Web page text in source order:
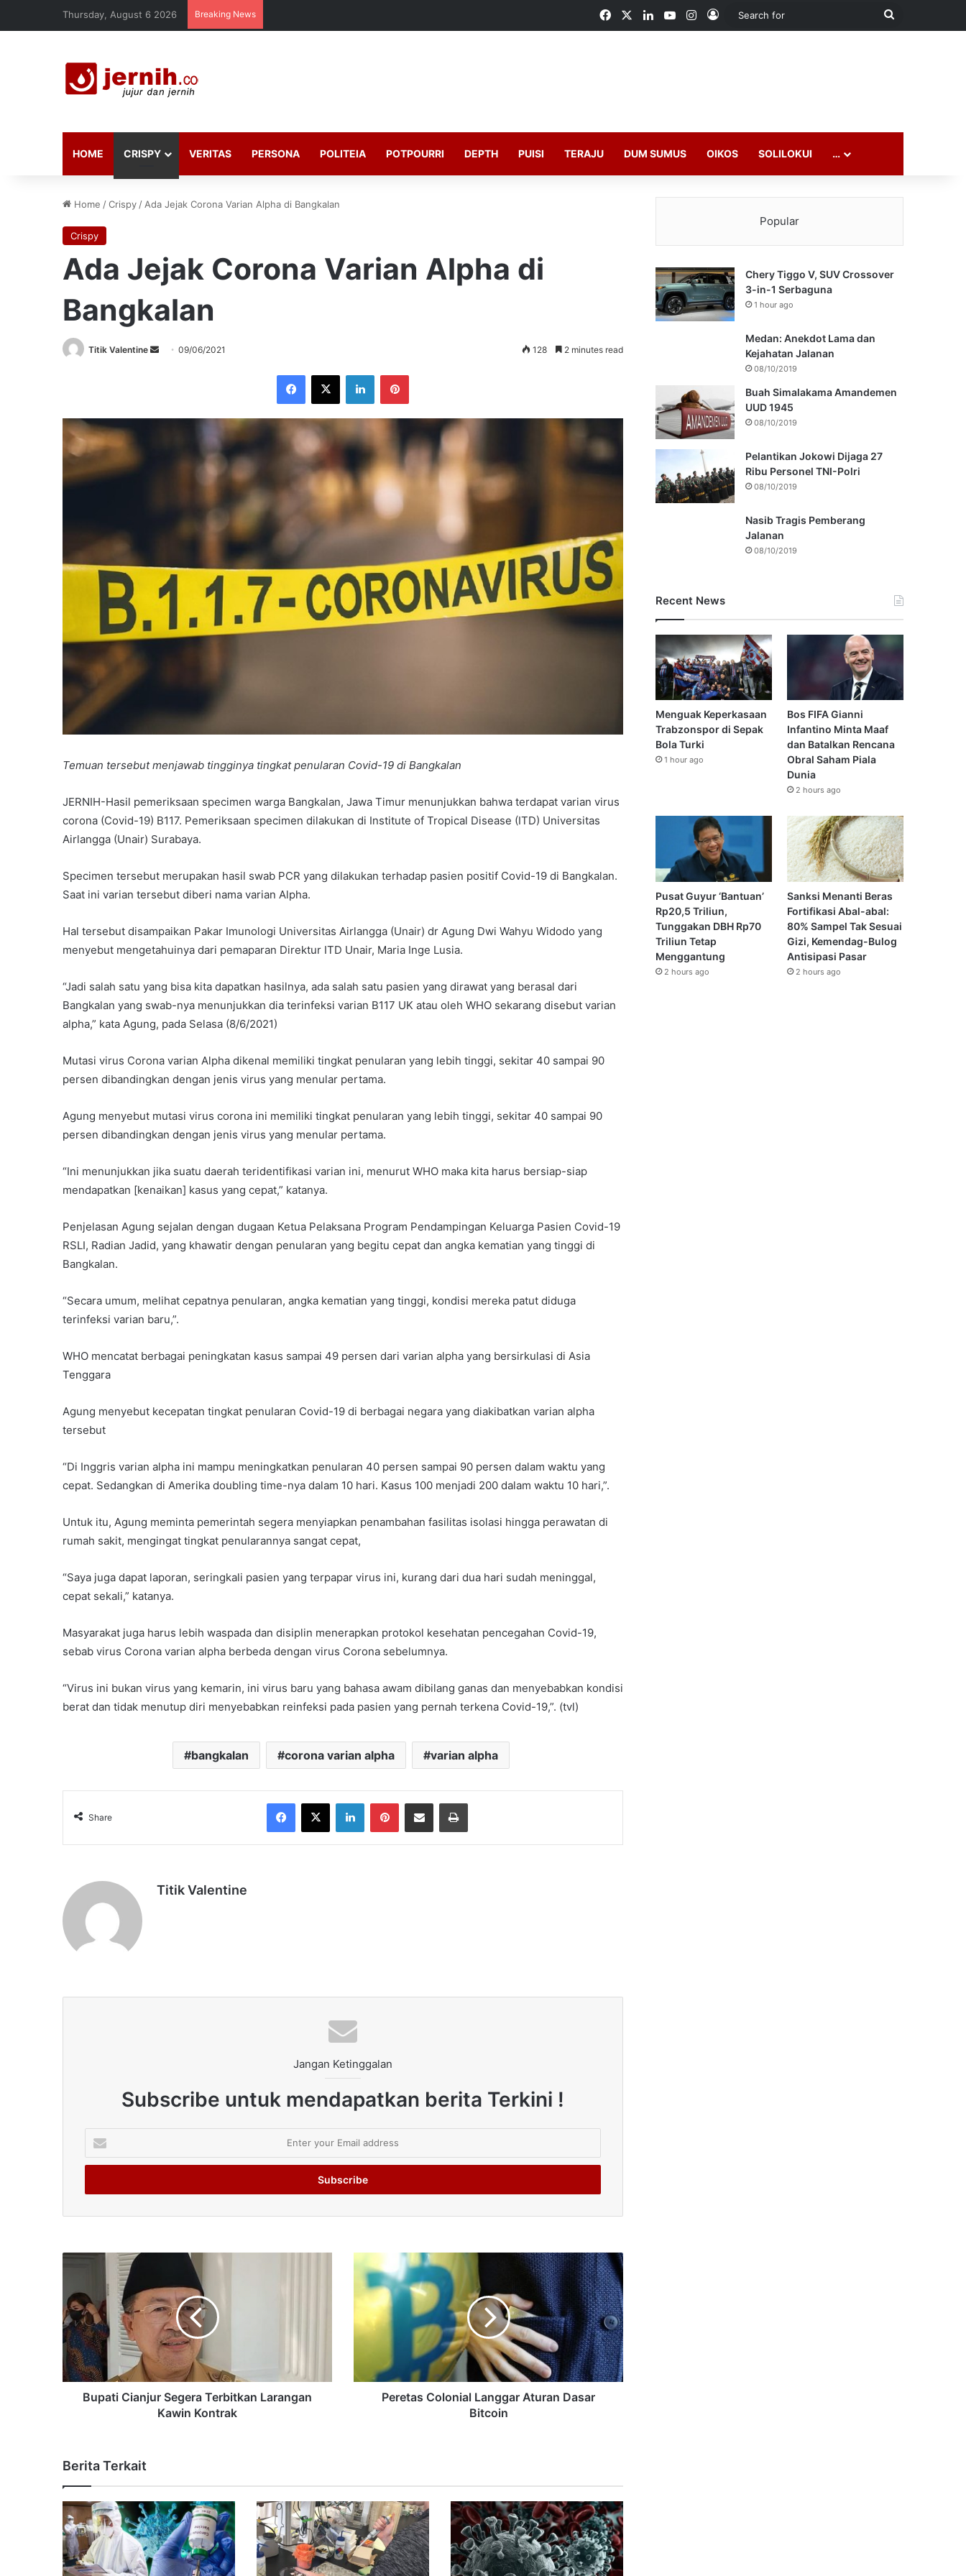
Thursday, August 6 2026 Breaking News FacebookLinkedInYouTubeInstagram
Log In
Search
HOME CRISPY VERITAS PERSONA POLITEIA POTPOURRI DEPTH PUISI TERAJU DUM SUMUS OIKOS SOLILOKUI …
Home /Crispy / Ada Jejak Corona Varian Alpha di Bangkalan
Crispy
Ada Jejak Corona Varian Alpha di
Bangkalan
Titik Valentine
Send09/06/2021 128 2 minutes read
Facebook
X LinkedInPinterest
Temuan tersebut menjawab tingginya tingkat penularan Covid-19 di Bangkalan
JERNIH-Hasil pemeriksaan specimen warga Bangkalan, Jawa Timur menunjukkan bahwa terdapat varian virus
corona (Covid-19) B117. Pemeriksaan specimen dilakukan di Institute of Tropical Disease (ITD) Universitas
Airlangga (Unair) Surabaya.
Specimen tersebut merupakan hasil swab PCR yang dilakukan terhadap pasien positif Covid-19 di Bangkalan.
Saat ini varian tersebut diberi nama varian Alpha.
Hal tersebut disampaikan Pakar Imunologi Universitas Airlangga (Unair) dr Agung Dwi Wahyu Widodo yang
menyebut mengetahuinya dari pemaparan Direktur ITD Unair, Maria Inge Lusia.
“Jadi salah satu yang bisa kita dapatkan hasilnya, ada salah satu pasien yang dirawat yang berasal dari
Bangkalan yang swab-nya menunjukkan dia terinfeksi varian B117 UK atau oleh WHO sekarang disebut varian
alpha,” kata Agung, pada Selasa (8/6/2021)
Mutasi virus Corona varian Alpha dikenal memiliki tingkat penularan yang lebih tinggi, sekitar 40 sampai 90
persen dibandingkan dengan jenis virus yang menular pertama.
Agung menyebut mutasi virus corona ini memiliki tingkat penularan yang lebih tinggi, sekitar 40 sampai 90
persen dibandingkan dengan jenis virus yang menular pertama.
“Ini menunjukkan jika suatu daerah teridentifikasi varian ini, menurut WHO maka kita harus bersiap-siap
mendapatkan [kenaikan] kasus yang cepat,” katanya.
Penjelasan Agung sejalan dengan dugaan Ketua Pelaksana Program Pendampingan Keluarga Pasien Covid-19
RSLI, Radian Jadid, yang khawatir dengan penularan yang begitu cepat dan angka kematian yang tinggi di
Bangkalan.
“Secara umum, melihat cepatnya penularan, angka kematian yang tinggi, kondisi mereka patut diduga
terinfeksi varian baru,”.
WHO mencatat berbagai peningkatan kasus sampai 49 persen dari varian alpha yang bersirkulasi di Asia
Tenggara
Agung menyebut kecepatan tingkat penularan Covid-19 di berbagai negara yang diakibatkan varian alpha
tersebut
“Di Inggris varian alpha ini mampu meningkatkan penularan 40 persen sampai 90 persen dalam waktu yang
cepat. Sedangkan di Amerika doubling time-nya dalam 10 hari. Kasus 100 menjadi 200 dalam waktu 10 hari,”.
Untuk itu, Agung meminta pemerintah segera menyiapkan penambahan fasilitas isolasi hingga perawatan di
rumah sakit, mengingat tingkat penularannya sangat cepat,
“Saya juga dapat laporan, seringkali pasien yang terpapar virus ini, kurang dari dua hari sudah meninggal,
cepat sekali,” katanya.
Masyarakat juga harus lebih waspada dan disiplin menerapkan protokol kesehatan pencegahan Covid-19,
sebab virus Corona varian alpha berbeda dengan virus Corona sebelumnya.
“Virus ini bukan virus yang kemarin, ini virus baru yang bahasa awam dibilang ganas dan menyebabkan kondisi
berat dan tidak menutup diri menyebabkan reinfeksi pada pasien yang pernah terkena Covid-19,”. (tvl)
bangkalan corona varian alpha varian alpha
Share
Facebook
X LinkedInPinterestShare via Email Print
Titik Valentine
Jangan Ketinggalan
Subscribe untuk mendapatkan berita Terkini !
your
Email
Bupati Cianjur Segera Terbitkan Larangan
Kawin Kontrak
Peretas Colonial Langgar Aturan Dasar
Bitcoin
Berita Terkait
Popular
Chery Tiggo V, SUV Crossover
3-in-1 Serbaguna
1 hour ago
Medan: Anekdot Lama dan
Kejahatan Jalanan
08/10/2019
Buah Simalakama Amandemen
UUD 1945
08/10/2019
Pelantikan Jokowi Dijaga 27
Ribu Personel TNI-Polri
08/10/2019
Nasib Tragis Pemberang
Jalanan
08/10/2019
Recent News
Menguak Keperkasaan
Trabzonspor di Sepak
Bola Turki
1 hour ago
Bos FIFA Gianni
Infantino Minta Maaf
dan Batalkan Rencana
Obral Saham Piala
Dunia
2 hours ago
Pusat Guyur ‘Bantuan’
Rp20,5 Triliun,
Tunggakan DBH Rp70
Triliun Tetap
Menggantung
2 hours ago
Sanksi Menanti Beras
Fortifikasi Abal-abal:
80% Sampel Tak Sesuai
Gizi, Kemendag-Bulog
Antisipasi Pasar
2 hours ago